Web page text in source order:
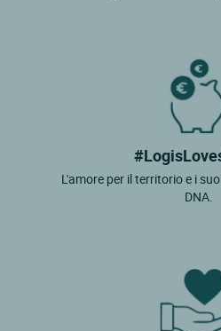
L'amore per il territorio e i
DNA.